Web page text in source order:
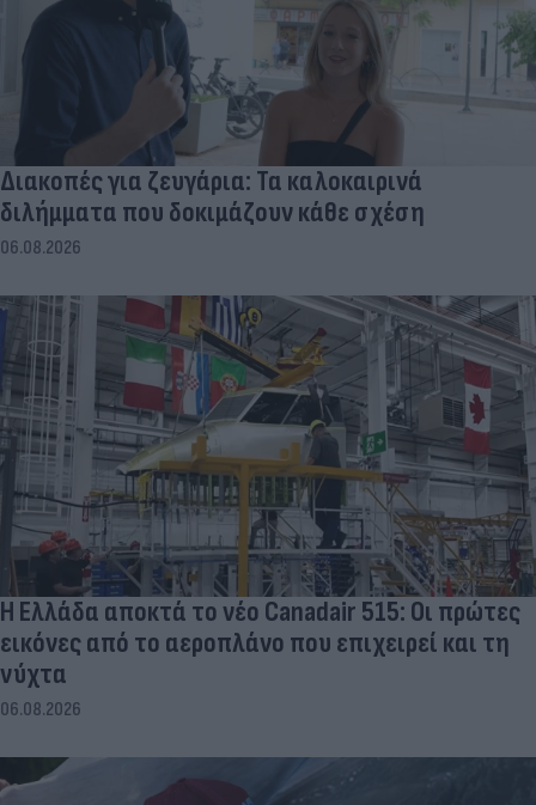
Διακοπές για ζευγάρια: Τα καλοκαιρινά
διλήμματα που δοκιμάζουν κάθε σχέση
06.08.2026
Η Ελλάδα αποκτά το νέο Canadair 515: Οι πρώτες
εικόνες από το αεροπλάνο που επιχειρεί και τη
νύχτα
06.08.2026